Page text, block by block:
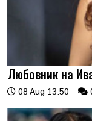
Любовник на
08 Aug 13:50